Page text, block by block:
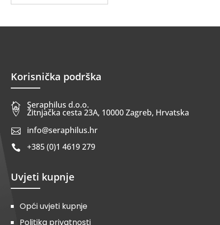
Korisnička podrška
 Seraphilus d.o.o.
 Žitnjačka cesta 23A, 10000 Zagreb, Hrvatska
 info@seraphilus.hr
 +385 (0)1 4619 279
Uvjeti kupnje
Opći uvjeti kupnje
Politika privatnosti